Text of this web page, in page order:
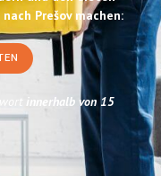
Prešov machen:
innerhalb von 15